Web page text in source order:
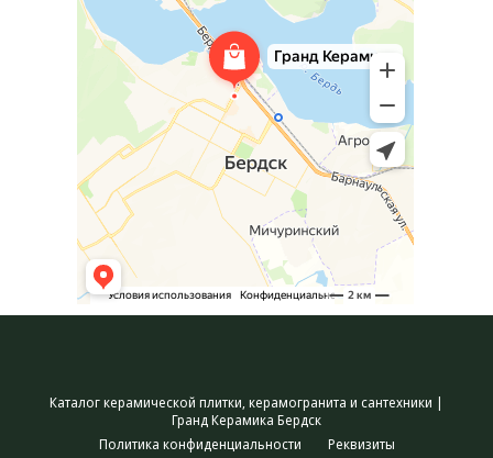
Каталог керамической плитки, керамогранита и сантехники |
Гранд Керамика Бердск
Политика конфиденциальности
Реквизиты